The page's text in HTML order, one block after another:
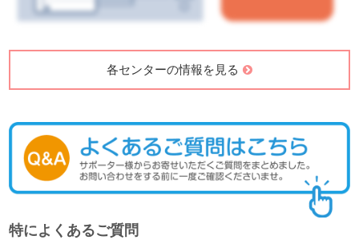
各センターの情報を見る
特によくあるご質問